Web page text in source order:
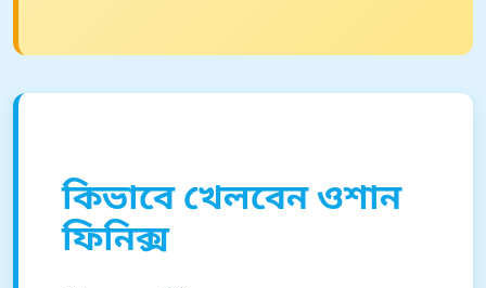
কিভাবে খেলবেন ওশান
ফিনিক্স